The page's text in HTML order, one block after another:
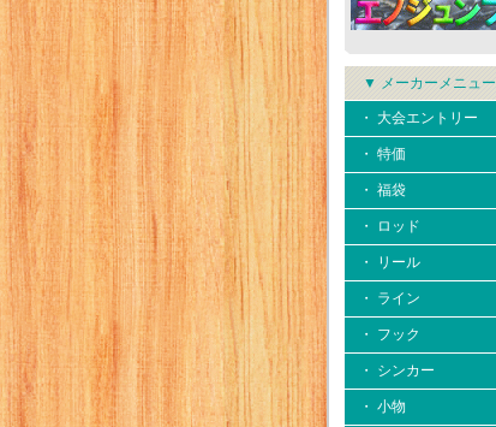
▼ メーカーメニュー
・ 大会エントリー
・ 特価
・ 福袋
・ ロッド
・ リール
・ ライン
・ フック
・ シンカー
・ 小物